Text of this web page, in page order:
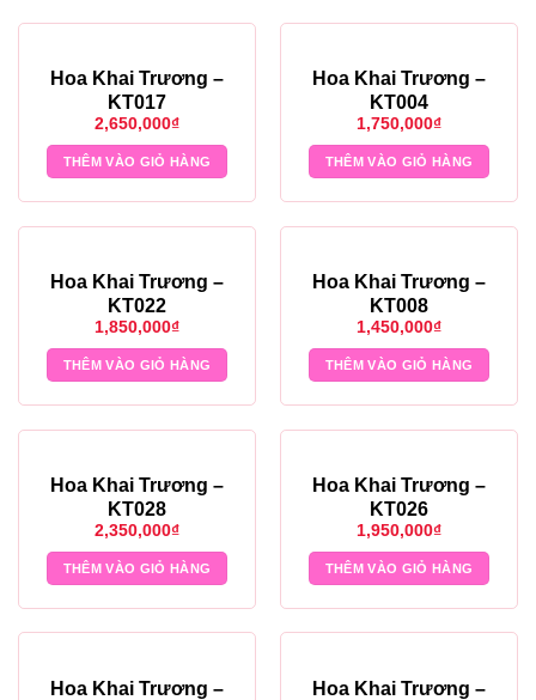
Hoa Khai Trương –
KT017
2,650,000₫
THÊM VÀO GIỎ HÀNG
Hoa Khai Trương –
KT004
1,750,000₫
THÊM VÀO GIỎ HÀNG
Hoa Khai Trương –
KT022
1,850,000₫
THÊM VÀO GIỎ HÀNG
Hoa Khai Trương –
KT008
1,450,000₫
THÊM VÀO GIỎ HÀNG
Hoa Khai Trương –
KT028
2,350,000₫
THÊM VÀO GIỎ HÀNG
Hoa Khai Trương –
KT026
1,950,000₫
THÊM VÀO GIỎ HÀNG
Hoa Khai Trương –
Hoa Khai Trương –